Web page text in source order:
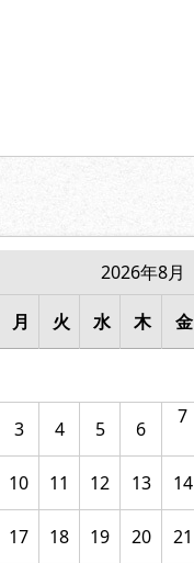
2026年8月
月 火 水 木 金
3 4 5 6
7
10 11 12 13 14
17 18 19 20 21